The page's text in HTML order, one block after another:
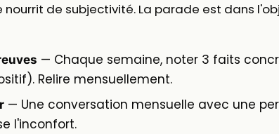
nourrit de subjectivité. La parade est dans
— Chaque semaine, noter 3 faits
Relire mensuellement.
— Une conversation mensuelle avec une
l'inconfort.